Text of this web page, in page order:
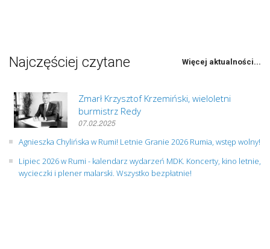
Najczęściej czytane Więcej aktualności...
Zmarł Krzysztof Krzemiński, wieloletni
burmistrz Redy
07.02.2025
Agnieszka Chylińska w Rumi! Letnie Granie 2026 Rumia, wstęp wolny!
Lipiec 2026 w Rumi - kalendarz wydarzeń MDK. Koncerty, kino letnie,
wycieczki i plener malarski. Wszystko bezpłatnie!